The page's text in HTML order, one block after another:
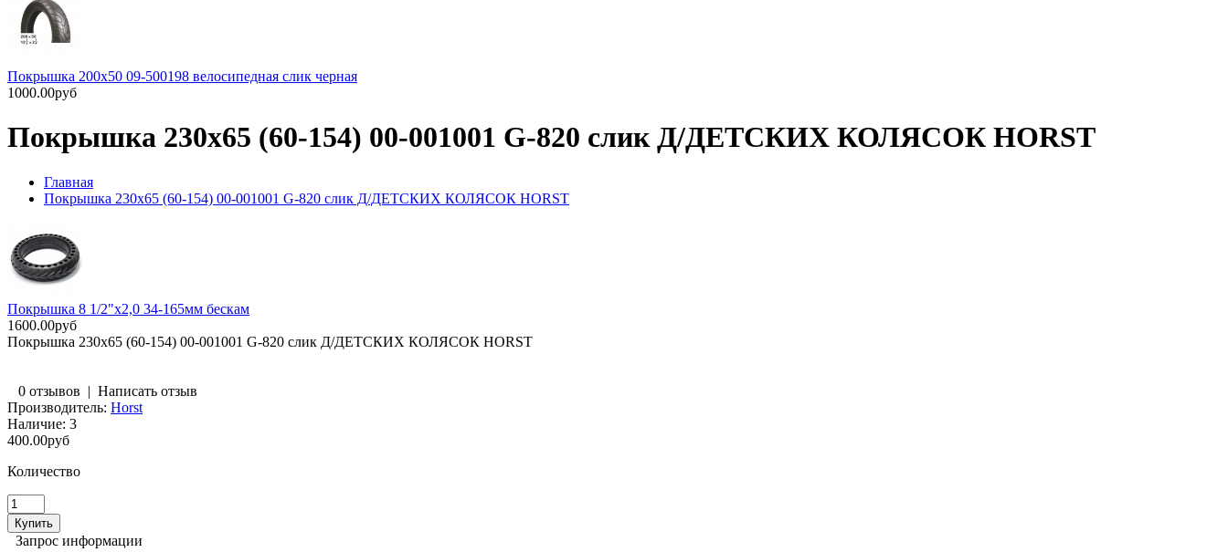
Покрышка 200х50 09-500198 велосипедная слик черная
1000.00руб
Покрышка 230х65 (60-154) 00-001001 G-820 слик Д/ДЕТСКИХ КОЛЯСОК HORST
Главная
Покрышка 230х65 (60-154) 00-001001 G-820 слик Д/ДЕТСКИХ КОЛЯСОК HORST
Покрышка 8 1/2"х2,0 34-165мм бескам
1600.00руб
Покрышка 230х65 (60-154) 00-001001 G-820 слик Д/ДЕТСКИХ КОЛЯСОК HORST
0 отзывов | Написать отзыв
Производитель: Horst
Наличие: 3
400.00руб
Количество
Запрос информации